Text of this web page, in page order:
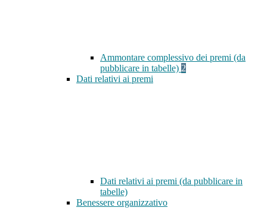
Ammontare complessivo dei premi (da
pubblicare in tabelle) 2
Dati relativi ai premi
Dati relativi ai premi (da pubblicare in
tabelle)
Benessere organizzativo